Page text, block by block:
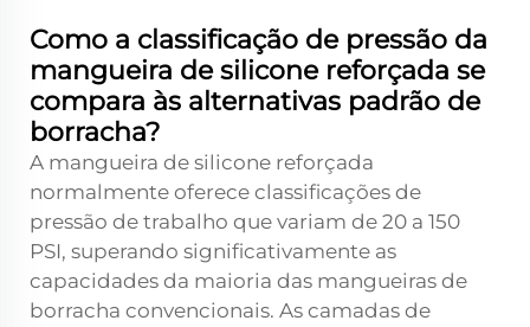
Como a classificação de pressão da
mangueira de silicone reforçada se
compara às alternativas padrão de
borracha?
A mangueira de silicone reforçada
normalmente oferece classificações de
pressão de trabalho que variam de 20 a 150
PSI, superando significativamente as
capacidades da maioria das mangueiras de
borracha convencionais. As camadas de